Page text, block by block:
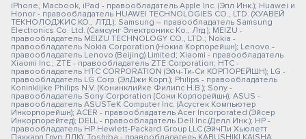
iPhone, Macbook, iPad - правообладатель Apple Inc. (Эпл Инк.); Huawei и
Honor - правообладатель HUAWEI TECHNOLOGIES CO., LTD. (ХУАВЕЙ
ТЕКНОЛОДЖИС КО., ЛТД.); Samsung – правообладатель Samsung
Electronics Co. Ltd. (Самсунг Электроникс Ко., Лтд.); MEIZU -
правообладатель MEIZU TECHNOLOGY CO., LTD.; Nokia -
правообладатель Nokia Corporation (Нокиа Корпорейшн); Lenovo -
правообладатель Lenovo (Beijing) Limited; Xiaomi - правообладатель
Xiaomi Inc.; ZTE - правообладатель ZTE Corporation; HTC -
правообладатель HTC CORPORATION (Эйч-Ти-Си КОРПОРЕЙШН); LG -
правообладатель LG Corp. (ЭлДжи Корп.); Philips - правообладатель
Koninklijke Philips N.V. (Конинклийке Филипс Н.В.); Sony -
правообладатель Sony Corporation (Сони Корпорейшн); ASUS -
правообладатель ASUSTeK Computer Inc. (Асустек Компьютер
Инкорпорейшн); ACER - правообладатель Acer Incorporated (Эйсер
Инкорпорейтед); DELL - правообладатель Dell Inc.(Делл Инк.); HP -
правообладатель HP Hewlett-Packard Group LLC (ЭйчПи Хьюлетт